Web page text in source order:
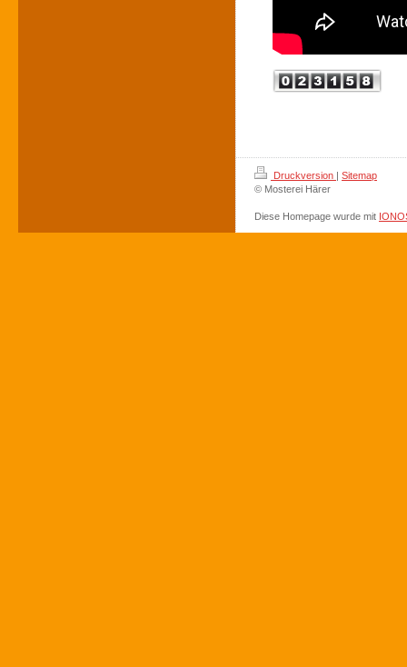
Druckversion | Sitemap
© Mosterei Härer
Diese Homepage wurde mit